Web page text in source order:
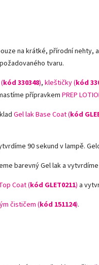
na krátké, přírodní nehty,
tvaru.
kód 330348), kleštičky (kód
přípravkem PREP
Gel lak Base Coat (kód
90 sekund v lampě.
barevný Gel lak a
Coat (kód GLET0211) a
čističem (kód 151124).